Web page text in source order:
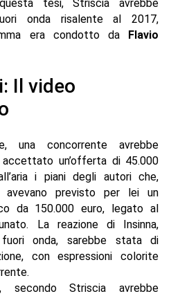
tesi, Striscia avrebbe
onda risalente al 2017,
era condotto da Flavio
Il video
una concorrente avrebbe
un’offerta di 45.000
i piani degli autori che,
avevano previsto per lei un
da 150.000 euro, legato al
La reazione di Insinna,
onda, sarebbe stata di
con espressioni colorite
secondo Striscia avrebbe